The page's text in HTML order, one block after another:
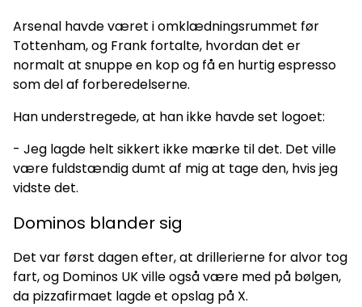
Arsenal havde været i omklædningsrummet før
Tottenham, og Frank fortalte, hvordan det er
normalt at snuppe en kop og få en hurtig espresso
som del af forberedelserne.
Han understregede, at han ikke havde set logoet:
- Jeg lagde helt sikkert ikke mærke til det. Det ville
være fuldstændig dumt af mig at tage den, hvis jeg
vidste det.
Dominos blander sig
Det var først dagen efter, at drillerierne for alvor tog
fart, og Dominos UK ville også være med på bølgen,
da pizzafirmaet lagde et opslag på X.